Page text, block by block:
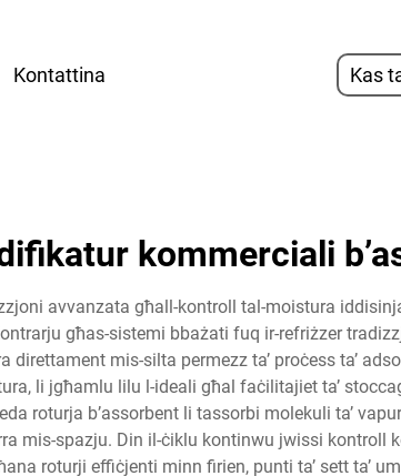
Kontattina Kas
kommerciali
avvanzata għall-kontroll tal-moistura
għas-sistemi bbażati fuq ir-refriżzer
mis-silta permezz ta’ proċess ta’
li jgħamlu lilu l-ideali għal faċilitajiet ta’
roturja b’assorbent li tassorbi molekuli ta’
mis-spazju. Din il-ċiklu kontinwu jwissi
roturji effiċjenti minn firien, punti ta’ sett ta’